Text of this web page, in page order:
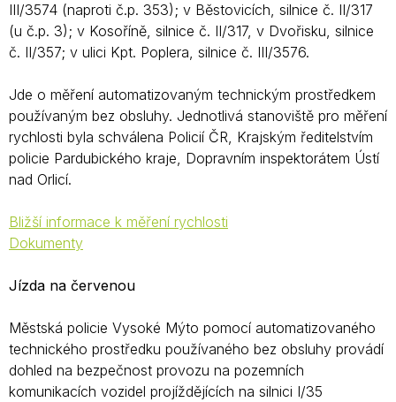
III/3574 (naproti č.p. 353); v Běstovicích, silnice č. II/317
(u č.p. 3); v Kosoříně, silnice č. II/317, v Dvořisku, silnice
č. II/357; v ulici Kpt. Poplera, silnice č. III/3576.
Jde o měření automatizovaným technickým prostředkem
používaným bez obsluhy. Jednotlivá stanoviště pro měření
rychlosti byla schválena Policií ČR, Krajským ředitelstvím
policie Pardubického kraje, Dopravním inspektorátem Ústí
nad Orlicí.
Bližší informace k měření rychlosti
Dokumenty
Jízda na červenou
Městská policie Vysoké Mýto pomocí automatizovaného
technického prostředku používaného bez obsluhy provádí
dohled na bezpečnost provozu na pozemních
komunikacích vozidel projíždějících na silnici I/35